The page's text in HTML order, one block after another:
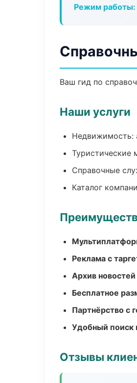
Режим работы:
Ваш гид по
Наши услуги
Недвижимость:
Туристические
Справочные
Каталог
Реклама с
Архив
Бесплатное
Партнёрство с
Удобный поиск
Отзывы